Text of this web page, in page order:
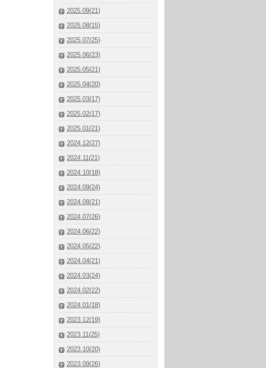
2025.09(21)
2025.08(15)
2025.07(25)
2025.06(23)
2025.05(21)
2025.04(20)
2025.03(17)
2025.02(17)
2025.01(21)
2024.12(27)
2024.11(21)
2024.10(18)
2024.09(24)
2024.08(21)
2024.07(26)
2024.06(22)
2024.05(22)
2024.04(21)
2024.03(24)
2024.02(22)
2024.01(18)
2023.12(19)
2023.11(25)
2023.10(20)
2023.09(26)